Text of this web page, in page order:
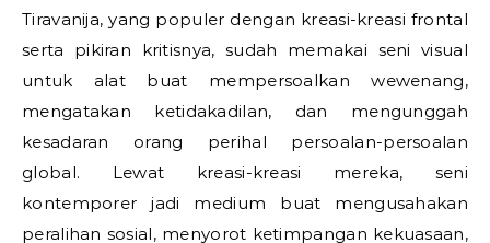
Tiravanija, yang populer dengan kreasi-kreasi frontal
serta pikiran kritisnya, sudah memakai seni visual
untuk alat buat mempersoalkan wewenang,
mengatakan ketidakadilan, dan mengunggah
kesadaran orang perihal persoalan-persoalan
global. Lewat kreasi-kreasi mereka, seni
kontemporer jadi medium buat mengusahakan
peralihan sosial, menyorot ketimpangan kekuasaan,